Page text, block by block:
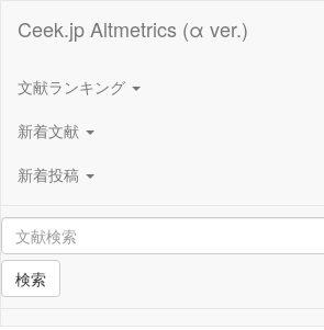
Ceek.jp Altmetrics (α ver.)
文献ランキング
新着文献
新着投稿
検索